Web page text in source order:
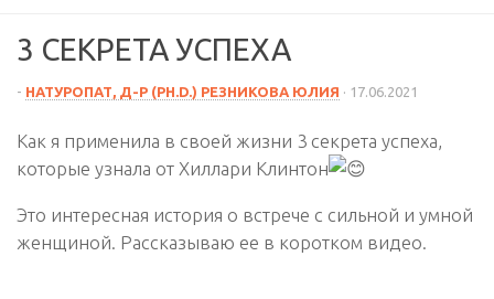
3 СЕКРЕТА УСПЕХА
- НАТУРОПАТ, Д-Р (PH.D.) РЕЗНИКОВА ЮЛИЯ · 17.06.2021
Как я применила в своей жизни 3 секрета успеха,
которые узнала от Хиллари Клинтон
Это интересная история о встрече с сильной и умной
женщиной. Рассказываю ее в коротком видео.